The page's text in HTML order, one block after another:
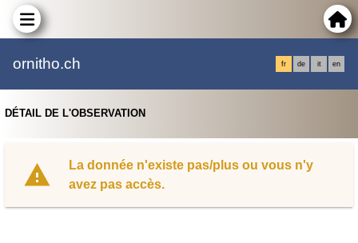
ornitho.ch fr de it en
DÉTAIL DE L'OBSERVATION
La donnée n'existe pas/plus ou vous n'y
avez pas accès.